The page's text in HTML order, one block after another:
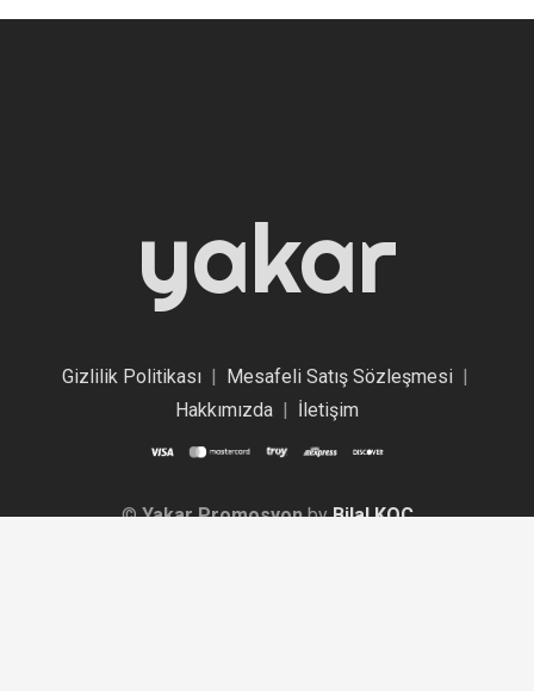
yakar
Gizlilik Politikası| Mesafeli Satış Sözleşmesi|
Hakkımızda
İletişim
©Yakar PromosyonbyBilal KOÇ